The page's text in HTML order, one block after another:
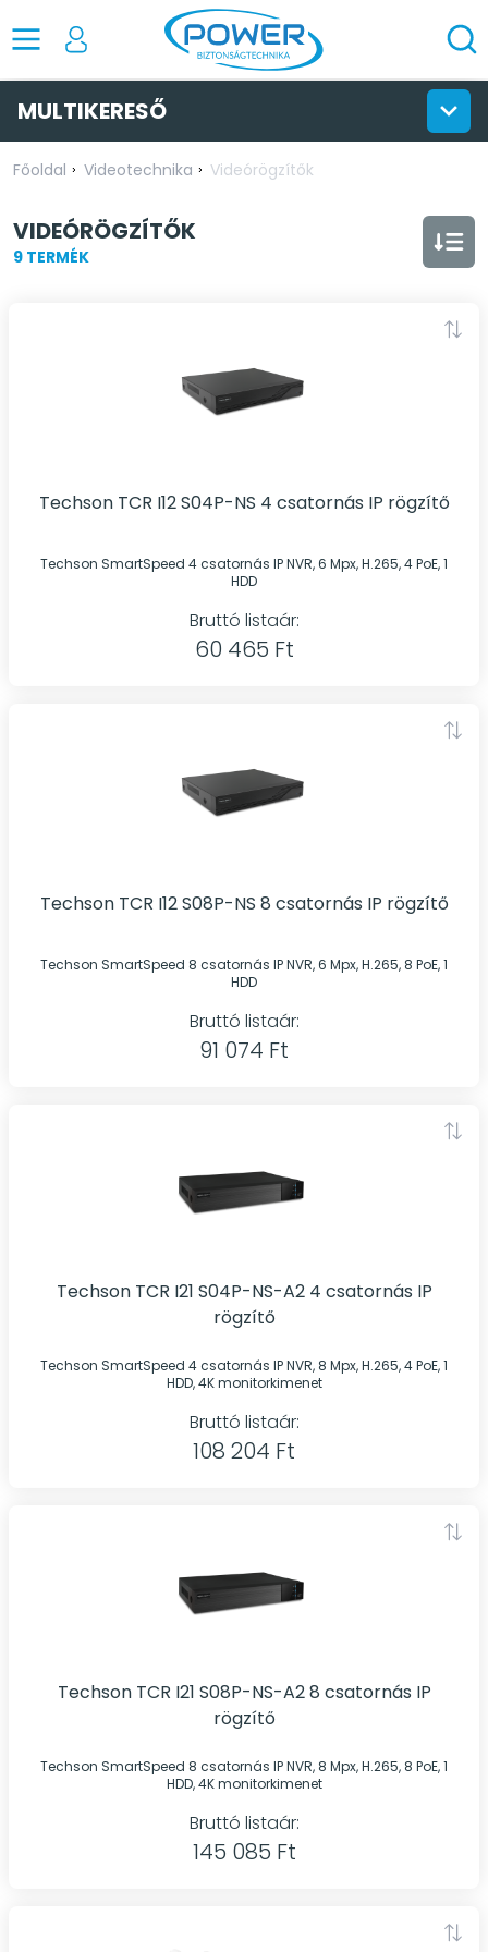
MULTIKERESŐ
Főoldal Videotechnika Videórögzítők
VIDEÓRÖGZÍTŐK
9 TERMÉK
Techson TCR I12 S04P-NS 4 csatornás IP rögzítő
Techson SmartSpeed 4 csatornás IP NVR, 6 Mpx, H.265, 4 PoE, 1
HDD
Bruttó listaár:
60 465 Ft
Techson TCR I12 S08P-NS 8 csatornás IP rögzítő
Techson SmartSpeed 8 csatornás IP NVR, 6 Mpx, H.265, 8 PoE, 1
HDD
Bruttó listaár:
91 074 Ft
Techson TCR I21 S04P-NS-A2 4 csatornás IP
rögzítő
Techson SmartSpeed 4 csatornás IP NVR, 8 Mpx, H.265, 4 PoE, 1
HDD, 4K monitorkimenet
Bruttó listaár:
108 204 Ft
Techson TCR I21 S08P-NS-A2 8 csatornás IP
rögzítő
Techson SmartSpeed 8 csatornás IP NVR, 8 Mpx, H.265, 8 PoE, 1
HDD, 4K monitorkimenet
Bruttó listaár:
145 085 Ft